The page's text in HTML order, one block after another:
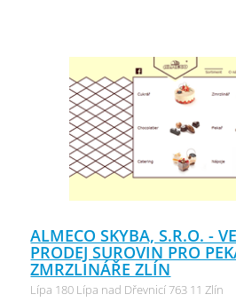
ALMECO SKYBA, S.R.O. -
PRODEJ SUROVIN PRO
ZMRZLINÁŘE ZLÍN
Lípa 180 Lípa nad Dřevnicí 763 11 Zlín